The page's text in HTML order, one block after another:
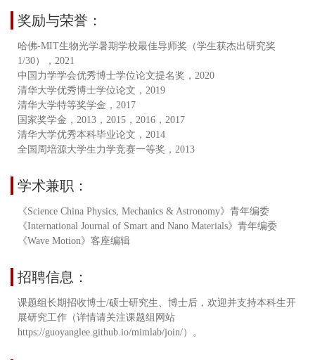
奖励与荣誉：
哈佛-MIT生物光学暑期学校最佳导师奖（学生获杰出研究奖
1/30），2021
中国力学学会优秀博士学位论文提名奖，2020
清华大学优秀博士学位论文，2019
清华大学特等奖学金，2017
国家奖学金，2013，2015，2016，2017
清华大学优秀本科毕业论文，2014
全国周培源大学生力学竞赛一等奖，2013
学术兼职：
《Science China Physics, Mechanics & Astronomy》青年编委
《International Journal of Smart and Nano Materials》青年编委
《Wave Motion》客座编辑
招聘信息：
课题组长期招收博士/硕士研究生、博士后，欢迎并支持本科生开
展研究工作（详情请关注课题组网站
https://guoyanglee.github.io/mimlab/join/）。